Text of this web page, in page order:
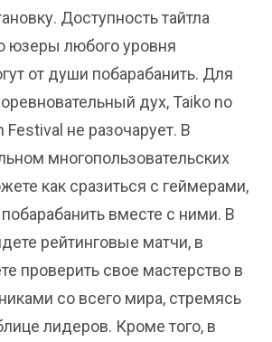
Доступность тайтла
юзеры любого уровня
от души побарабанить. Для
дух, Taiko no
не разочарует. В
многопользовательских
как сразиться с геймерами,
вместе с ними. В
рейтинговые матчи, в
проверить свое мастерство в
со всего мира, стремясь
лидеров. Кроме того, в